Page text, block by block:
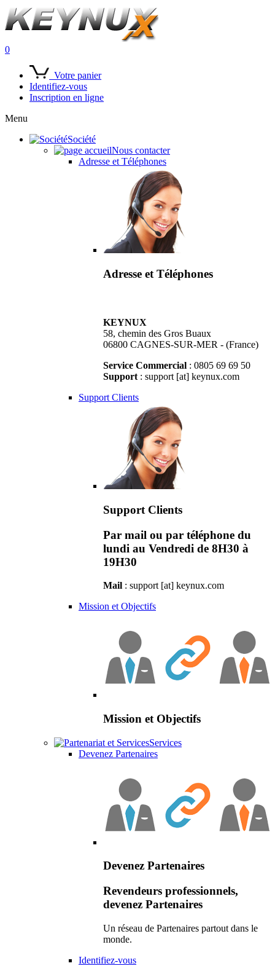
0
Votre panier
Identifiez-vous
Inscription en ligne
Menu
Société
Nous contacter
Adresse et Téléphones
Adresse et Téléphones
KEYNUX
58, chemin des Gros Buaux
06800 CAGNES-SUR-MER - (France)
Service Commercial : 0805 69 69 50
Support : support [at] keynux.com
Support Clients
Support Clients
Par mail ou par téléphone du
lundi au Vendredi de 8H30 à
19H30
Mail : support [at] keynux.com
Mission et Objectifs
Mission et Objectifs
Services
Devenez Partenaires
Devenez Partenaires
Revendeurs professionnels,
devenez Partenaires
Un réseau de Partenaires partout dans le
monde.
Identifiez-vous